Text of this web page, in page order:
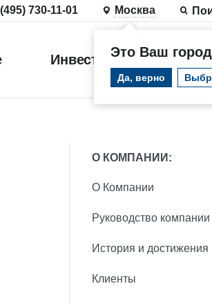
730-11-01 Москва
Это Ваш
Да, верно
Инвестиции
О КОМПАНИИ:
О Компании
Руководство компании
История и достижения
Клиенты